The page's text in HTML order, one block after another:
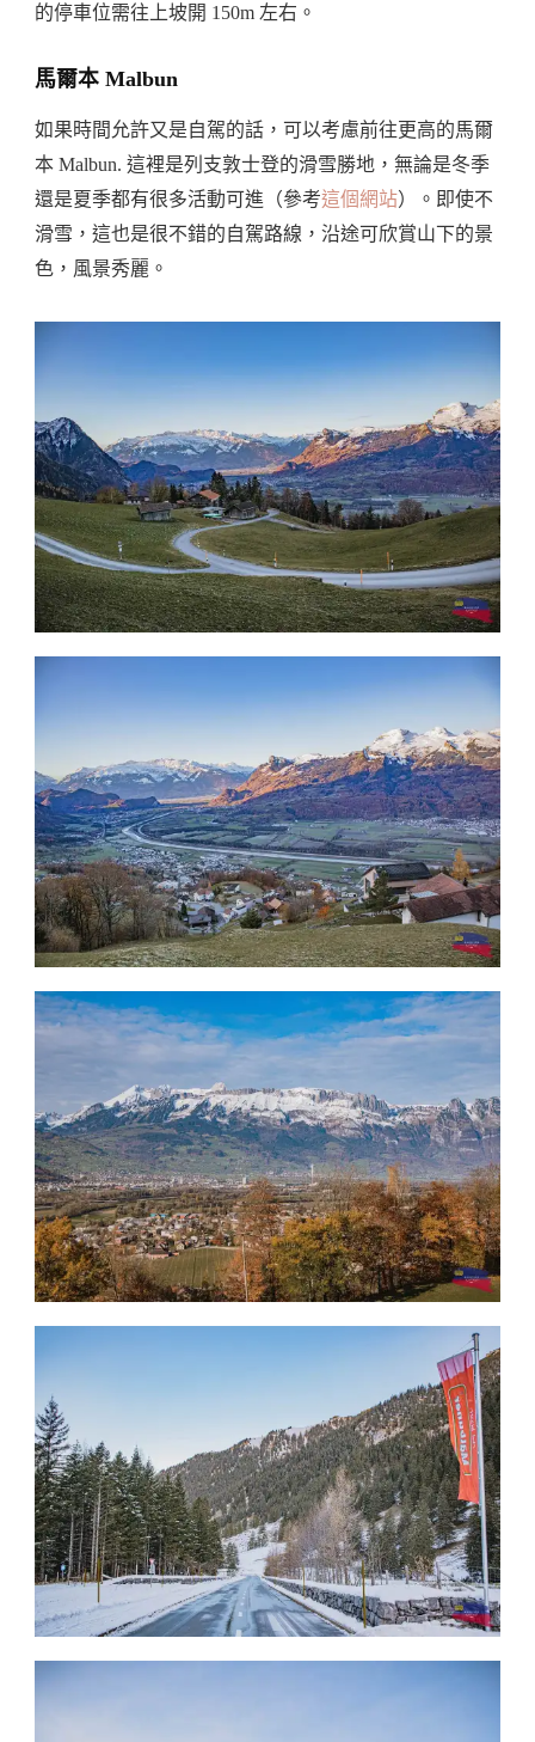
的停車位需往上坡開 150m 左右。
馬爾本 Malbun
如果時間允許又是自駕的話，可以考慮前往更高的馬爾
本 Malbun. 這裡是列支敦士登的滑雪勝地，無論是冬季
還是夏季都有很多活動可進（參考這個網站）。即使不
滑雪，這也是很不錯的自駕路線，沿途可欣賞山下的景
色，風景秀麗。